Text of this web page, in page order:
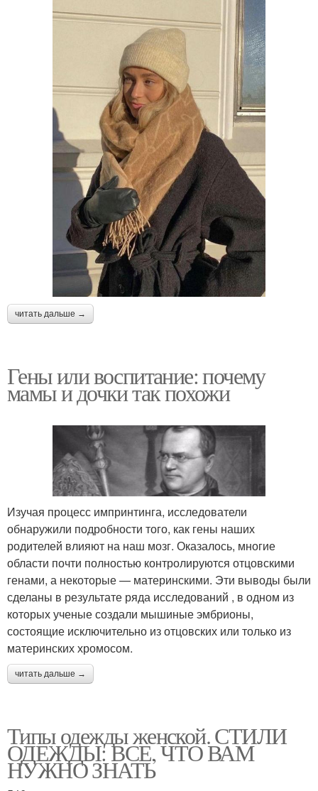
читать дальше →
Гены или воспитание: почему
мамы и дочки так похожи
Изучая процесс импринтинга, исследователи
обнаружили подробности того, как гены наших
родителей влияют на наш мозг. Оказалось, многие
области почти полностью контролируются отцовскими
генами, а некоторые — материнскими. Эти выводы были
сделаны в результате ряда исследований , в одном из
которых ученые создали мышиные эмбрионы,
состоящие исключительно из отцовских или только из
материнских хромосом.
читать дальше →
Типы одежды женской. СТИЛИ
ОДЕЖДЫ: ВСЕ, ЧТО ВАМ
НУЖНО ЗНАТЬ